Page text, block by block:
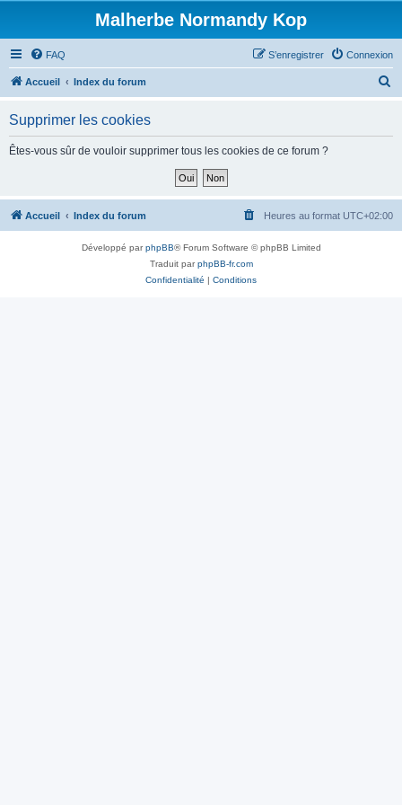
Malherbe Normandy Kop
FAQ Connexion
S’enregistrer
Accueil Index du forum
h
Supprimer les cookies
Êtes-vous sûr de vouloir supprimer tous les cookies de ce forum ?
Accueil Index du forum Heures au format UTC+02:00
Développé parphpBB® Forum Software © phpBB Limited
Traduit parphpBB-fr.com
Confidentialité | Conditions